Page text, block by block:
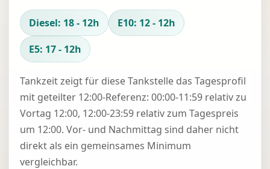
Diesel: 18 - 12h
E10: 12 - 12h
E5: 17 - 12h
Tankzeit zeigt für diese Tankstelle das Tagesprofil
mit geteilter 12:00-Referenz: 00:00-11:59 relativ zu
Vortag 12:00, 12:00-23:59 relativ zum Tagespreis
um 12:00. Vor- und Nachmittag sind daher nicht
direkt als ein gemeinsames Minimum
vergleichbar.